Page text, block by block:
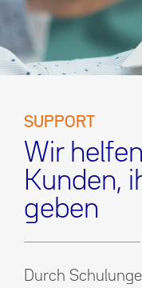
SUPPORT
Wir
Kunden,
geben
Durch